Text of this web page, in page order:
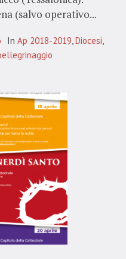
(salvo operativo...
In Ap 2018-2019,Diocesi,